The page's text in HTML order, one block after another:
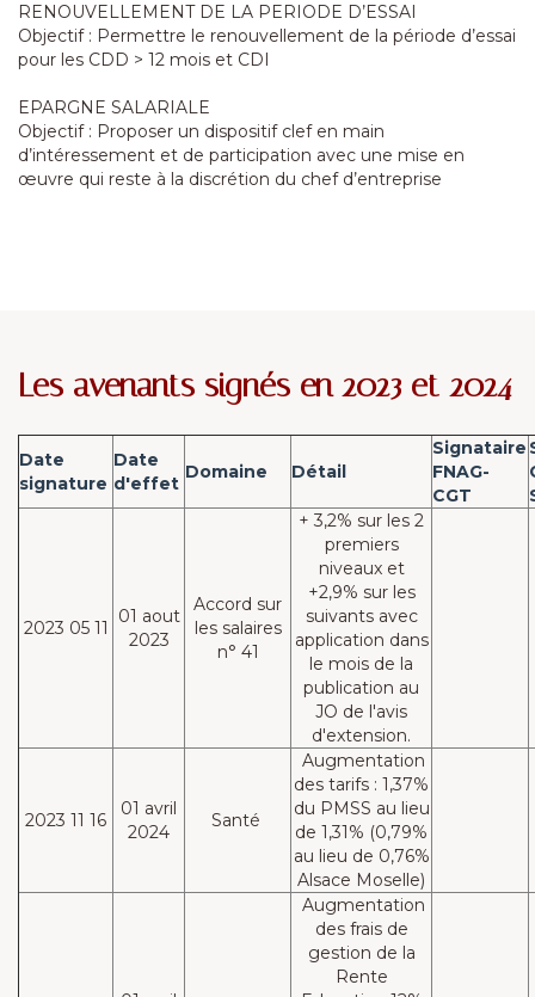
RENOUVELLEMENT DE LA PERIODE D’ESSAI
Objectif : Permettre le renouvellement de la période d’essai
pour les CDD > 12 mois et CDI
EPARGNE SALARIALE
Objectif : Proposer un dispositif clef en main
d’intéressement et de participation avec une mise en
œuvre qui reste à la discrétion du chef d’entreprise
Les avenants signés en 2023 et 2024
Date
signature
Date
d'effet
Domaine Détail
Signataire
FNAG-
CGT
2023 05 11
01 aout
2023
Accord sur
les salaires
n° 41
+ 3,2% sur les 2
premiers
niveaux et
+2,9% sur les
suivants avec
application dans
le mois de la
publication au
JO de l'avis
d'extension.
2023 11 16
01 avril
2024
Santé
Augmentation
des tarifs : 1,37%
du PMSS au lieu
de 1,31% (0,79%
au lieu de 0,76%
Alsace Moselle)
Augmentation
des frais de
gestion de la
Rente